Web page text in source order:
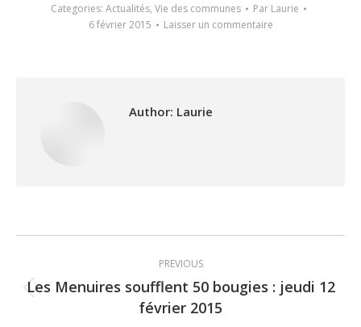
Categories: Actualités, Vie des communes Par Laurie
6 février 2015
Laisser un commentaire
Author: Laurie
navigation
PREVIOUS
Previous
post:
Les Menuires soufflent 50 bougies : jeudi 12
février 2015